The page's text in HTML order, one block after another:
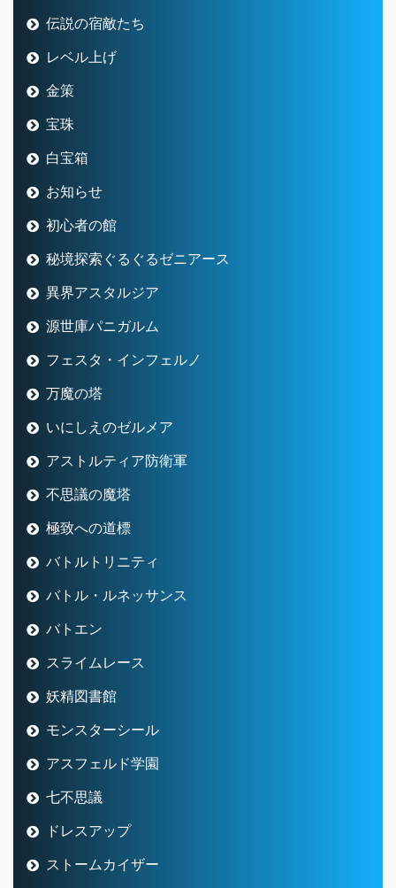
伝説の宿敵たち
レベル上げ
金策
宝珠
白宝箱
お知らせ
初心者の館
秘境探索ぐるぐるゼニアース
異界アスタルジア
源世庫パニガルム
フェスタ・インフェルノ
万魔の塔
いにしえのゼルメア
アストルティア防衛軍
不思議の魔塔
極致への道標
バトルトリニティ
バトル・ルネッサンス
バトエン
スライムレース
妖精図書館
モンスターシール
アスフェルド学園
七不思議
ドレスアップ
ストームカイザー